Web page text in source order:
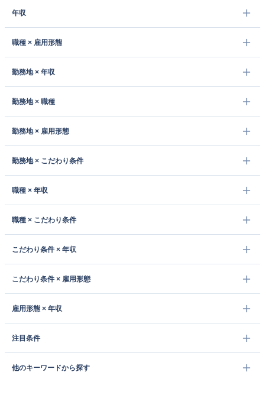
年収
職種 × 雇用形態
勤務地 × 年収
勤務地 × 職種
勤務地 × 雇用形態
勤務地 × こだわり条件
職種 × 年収
職種 × こだわり条件
こだわり条件 × 年収
こだわり条件 × 雇用形態
雇用形態 × 年収
注目条件
他のキーワードから探す